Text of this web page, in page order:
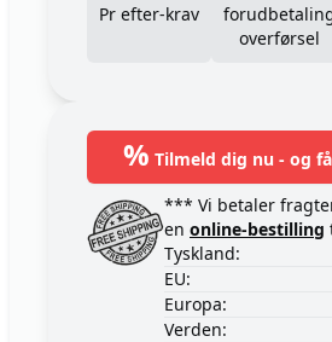
Pr efter-krav
overførsel
% Tilmeld dig nu - og
*** Vi betaler
en online-bestilling
Tyskland:
EU:
Europa:
Verden: